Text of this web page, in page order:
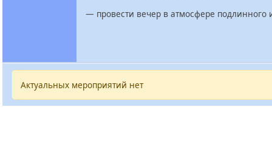
— провести вечер в атмосфере подлинного
Актуальных мероприятий нет